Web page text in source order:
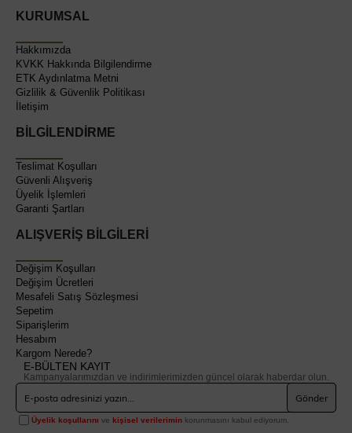
KURUMSAL
Hakkımızda
KVKK Hakkında Bilgilendirme
ETK Aydınlatma Metni
Gizlilik & Güvenlik Politikası
İletişim
BİLGİLENDİRME
Teslimat Koşulları
Güvenli Alışveriş
Üyelik İşlemleri
Garanti Şartları
ALIŞVERİŞ BİLGİLERİ
Değişim Koşulları
Değişim Ücretleri
Mesafeli Satış Sözleşmesi
Sepetim
Siparişlerim
Hesabım
Kargom Nerede?
E-BÜLTEN KAYIT
Kampanyalarımızdan ve indirimlerimizden güncel olarak haberdar olun.
Gönder
Üyelik koşullarını ve kişisel verilerimin korunmasını kabul ediyorum.